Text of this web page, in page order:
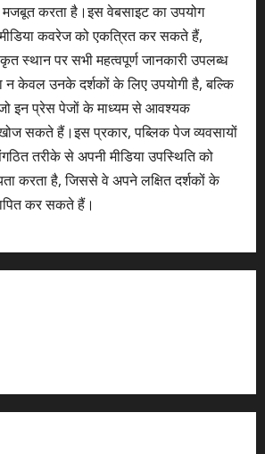
मजबूत करता है।इस वेबसाइट का उपयोग
कवरेज को एकत्रित कर सकते हैं,
स्थान पर सभी महत्वपूर्ण जानकारी उपलब्ध
न केवल उनके दर्शकों के लिए उपयोगी है, बल्कि
इन प्रेस पेजों के माध्यम से आवश्यक
सकते हैं।इस प्रकार, पब्लिक पेज व्यवसायों
तरीके से अपनी मीडिया उपस्थिति को
करता है, जिससे वे अपने लक्षित दर्शकों के
कर सकते हैं।